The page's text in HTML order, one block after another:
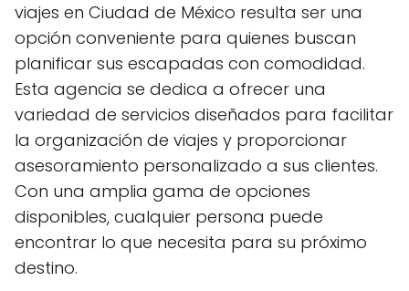
viajes en Ciudad de México resulta ser una
opción conveniente para quienes buscan
planificar sus escapadas con comodidad.
Esta agencia se dedica a ofrecer una
variedad de servicios diseñados para facilitar
la organización de viajes y proporcionar
asesoramiento personalizado a sus clientes.
Con una amplia gama de opciones
disponibles, cualquier persona puede
encontrar lo que necesita para su próximo
destino.